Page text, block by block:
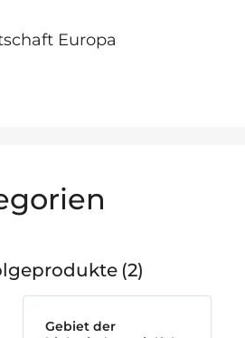
Europa
2
Gebiet der